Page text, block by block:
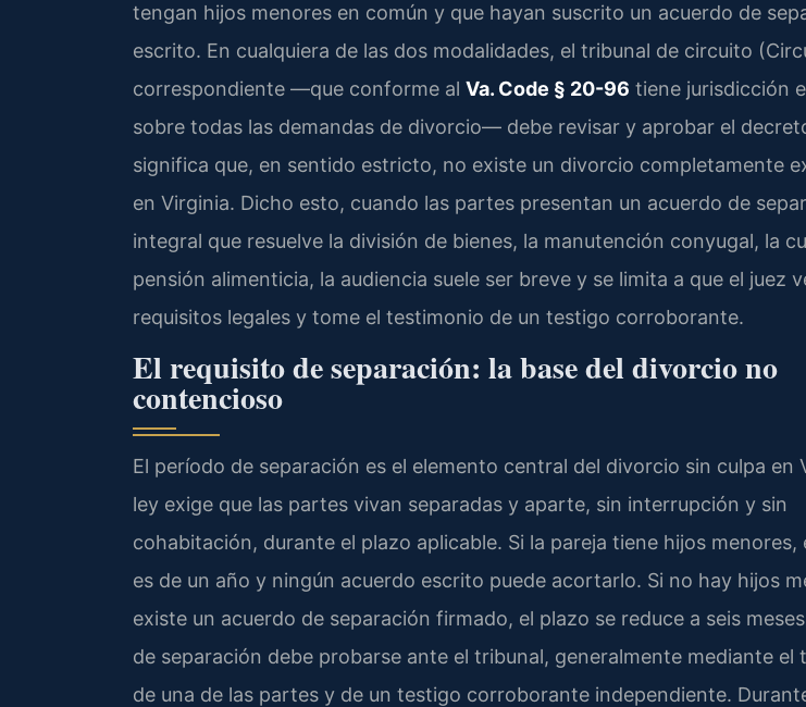
tengan hijos menores en común y que hayan suscrito un acuerdo de
escrito. En cualquiera de las dos modalidades, el tribunal de circuito
correspondiente —que conforme al Va. Code § 20-96 tiene jurisdicción
sobre todas las demandas de divorcio— debe revisar y aprobar el
significa que, en sentido estricto, no existe un divorcio completamente
en Virginia. Dicho esto, cuando las partes presentan un acuerdo de
integral que resuelve la división de bienes, la manutención conyugal, la
pensión alimenticia, la audiencia suele ser breve y se limita a que el juez
requisitos legales y tome el testimonio de un testigo corroborante.
El requisito de separación: la base del divorcio no
contencioso
El período de separación es el elemento central del divorcio sin culpa en
ley exige que las partes vivan separadas y aparte, sin interrupción y sin
cohabitación, durante el plazo aplicable. Si la pareja tiene hijos menores,
es de un año y ningún acuerdo escrito puede acortarlo. Si no hay hijos
existe un acuerdo de separación firmado, el plazo se reduce a seis
de separación debe probarse ante el tribunal, generalmente mediante el
de una de las partes y de un testigo corroborante independiente.